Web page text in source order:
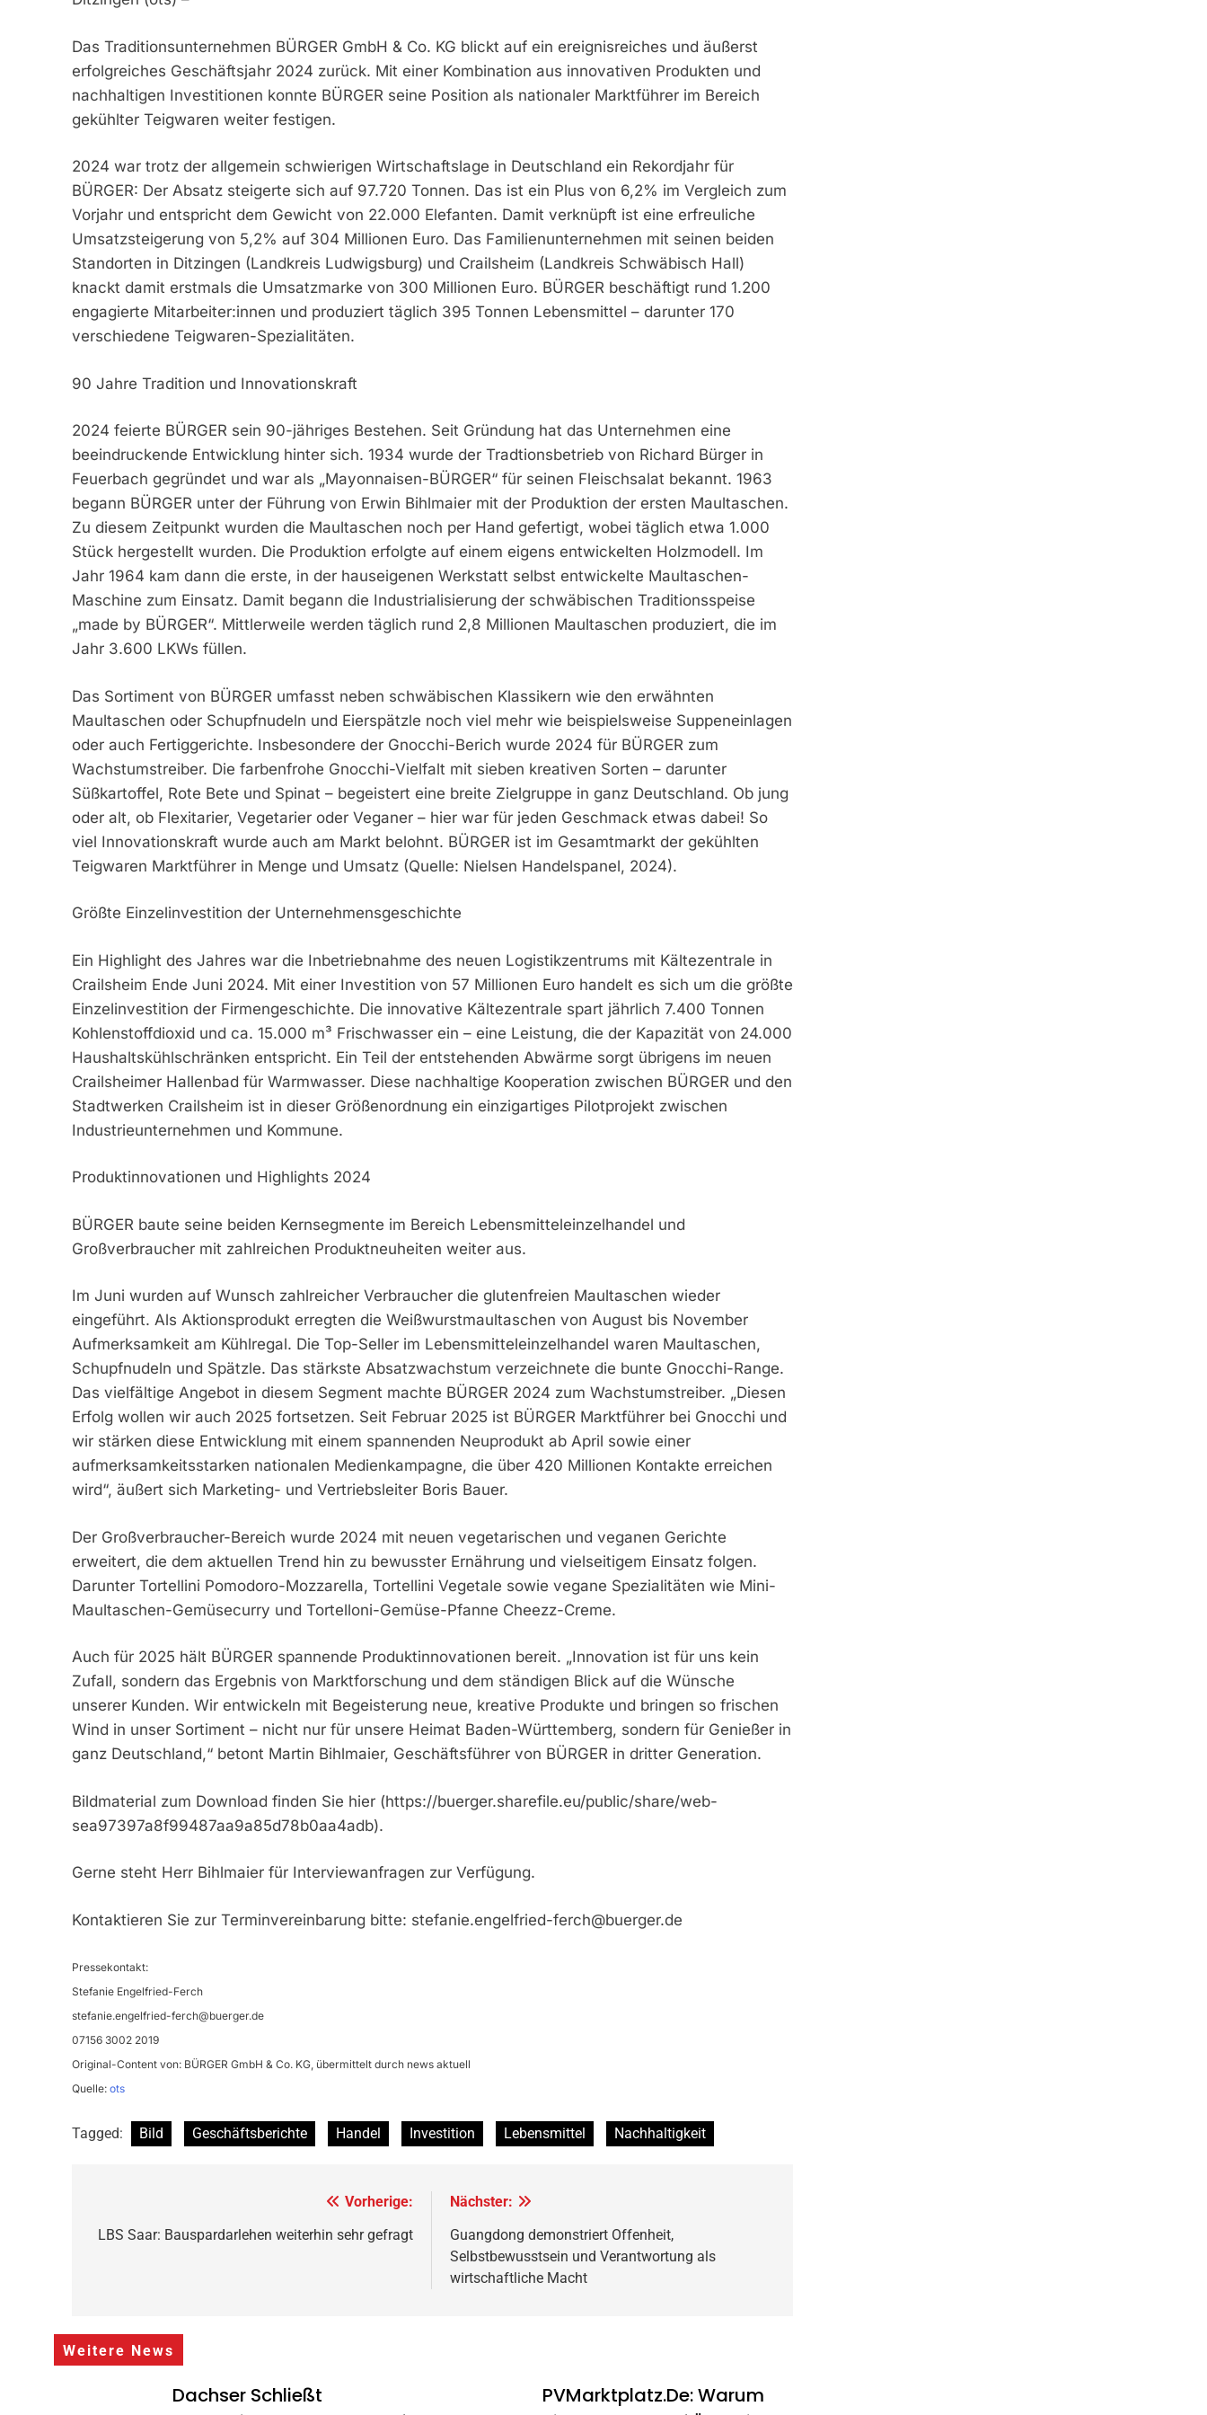
Das Traditionsunternehmen BÜRGER GmbH & Co. KG blickt auf ein ereignisreiches und äußerst
erfolgreiches Geschäftsjahr 2024 zurück. Mit einer Kombination aus innovativen Produkten und
nachhaltigen Investitionen konnte BÜRGER seine Position als nationaler Marktführer im Bereich
gekühlter Teigwaren weiter festigen.
2024 war trotz der allgemein schwierigen Wirtschaftslage in Deutschland ein Rekordjahr für
BÜRGER: Der Absatz steigerte sich auf 97.720 Tonnen. Das ist ein Plus von 6,2% im Vergleich zum
Vorjahr und entspricht dem Gewicht von 22.000 Elefanten. Damit verknüpft ist eine erfreuliche
Umsatzsteigerung von 5,2% auf 304 Millionen Euro. Das Familienunternehmen mit seinen beiden
Standorten in Ditzingen (Landkreis Ludwigsburg) und Crailsheim (Landkreis Schwäbisch Hall)
knackt damit erstmals die Umsatzmarke von 300 Millionen Euro. BÜRGER beschäftigt rund 1.200
engagierte Mitarbeiter:innen und produziert täglich 395 Tonnen Lebensmittel – darunter 170
verschiedene Teigwaren-Spezialitäten.
90 Jahre Tradition und Innovationskraft
2024 feierte BÜRGER sein 90-jähriges Bestehen. Seit Gründung hat das Unternehmen eine
beeindruckende Entwicklung hinter sich. 1934 wurde der Tradtionsbetrieb von Richard Bürger in
Feuerbach gegründet und war als „Mayonnaisen-BÜRGER“ für seinen Fleischsalat bekannt. 1963
begann BÜRGER unter der Führung von Erwin Bihlmaier mit der Produktion der ersten Maultaschen.
Zu diesem Zeitpunkt wurden die Maultaschen noch per Hand gefertigt, wobei täglich etwa 1.000
Stück hergestellt wurden. Die Produktion erfolgte auf einem eigens entwickelten Holzmodell. Im
Jahr 1964 kam dann die erste, in der hauseigenen Werkstatt selbst entwickelte Maultaschen-
Maschine zum Einsatz. Damit begann die Industrialisierung der schwäbischen Traditionsspeise
„made by BÜRGER“. Mittlerweile werden täglich rund 2,8 Millionen Maultaschen produziert, die im
Jahr 3.600 LKWs füllen.
Das Sortiment von BÜRGER umfasst neben schwäbischen Klassikern wie den erwähnten
Maultaschen oder Schupfnudeln und Eierspätzle noch viel mehr wie beispielsweise Suppeneinlagen
oder auch Fertiggerichte. Insbesondere der Gnocchi-Berich wurde 2024 für BÜRGER zum
Wachstumstreiber. Die farbenfrohe Gnocchi-Vielfalt mit sieben kreativen Sorten – darunter
Süßkartoffel, Rote Bete und Spinat – begeistert eine breite Zielgruppe in ganz Deutschland. Ob jung
oder alt, ob Flexitarier, Vegetarier oder Veganer – hier war für jeden Geschmack etwas dabei! So
viel Innovationskraft wurde auch am Markt belohnt. BÜRGER ist im Gesamtmarkt der gekühlten
Teigwaren Marktführer in Menge und Umsatz (Quelle: Nielsen Handelspanel, 2024).
Größte Einzelinvestition der Unternehmensgeschichte
Ein Highlight des Jahres war die Inbetriebnahme des neuen Logistikzentrums mit Kältezentrale in
Crailsheim Ende Juni 2024. Mit einer Investition von 57 Millionen Euro handelt es sich um die größte
Einzelinvestition der Firmengeschichte. Die innovative Kältezentrale spart jährlich 7.400 Tonnen
Kohlenstoffdioxid und ca. 15.000 m³ Frischwasser ein – eine Leistung, die der Kapazität von 24.000
Haushaltskühlschränken entspricht. Ein Teil der entstehenden Abwärme sorgt übrigens im neuen
Crailsheimer Hallenbad für Warmwasser. Diese nachhaltige Kooperation zwischen BÜRGER und den
Stadtwerken Crailsheim ist in dieser Größenordnung ein einzigartiges Pilotprojekt zwischen
Industrieunternehmen und Kommune.
Produktinnovationen und Highlights 2024
BÜRGER baute seine beiden Kernsegmente im Bereich Lebensmitteleinzelhandel und
Großverbraucher mit zahlreichen Produktneuheiten weiter aus.
Im Juni wurden auf Wunsch zahlreicher Verbraucher die glutenfreien Maultaschen wieder
eingeführt. Als Aktionsprodukt erregten die Weißwurstmaultaschen von August bis November
Aufmerksamkeit am Kühlregal. Die Top-Seller im Lebensmitteleinzelhandel waren Maultaschen,
Schupfnudeln und Spätzle. Das stärkste Absatzwachstum verzeichnete die bunte Gnocchi-Range.
Das vielfältige Angebot in diesem Segment machte BÜRGER 2024 zum Wachstumstreiber. „Diesen
Erfolg wollen wir auch 2025 fortsetzen. Seit Februar 2025 ist BÜRGER Marktführer bei Gnocchi und
wir stärken diese Entwicklung mit einem spannenden Neuprodukt ab April sowie einer
aufmerksamkeitsstarken nationalen Medienkampagne, die über 420 Millionen Kontakte erreichen
wird“, äußert sich Marketing- und Vertriebsleiter Boris Bauer.
Der Großverbraucher-Bereich wurde 2024 mit neuen vegetarischen und veganen Gerichte
erweitert, die dem aktuellen Trend hin zu bewusster Ernährung und vielseitigem Einsatz folgen.
Darunter Tortellini Pomodoro-Mozzarella, Tortellini Vegetale sowie vegane Spezialitäten wie Mini-
Maultaschen-Gemüsecurry und Tortelloni-Gemüse-Pfanne Cheezz-Creme.
Auch für 2025 hält BÜRGER spannende Produktinnovationen bereit. „Innovation ist für uns kein
Zufall, sondern das Ergebnis von Marktforschung und dem ständigen Blick auf die Wünsche
unserer Kunden. Wir entwickeln mit Begeisterung neue, kreative Produkte und bringen so frischen
Wind in unser Sortiment – nicht nur für unsere Heimat Baden-Württemberg, sondern für Genießer in
ganz Deutschland,“ betont Martin Bihlmaier, Geschäftsführer von BÜRGER in dritter Generation.
Bildmaterial zum Download finden Sie hier (https://buerger.sharefile.eu/public/share/web-
sea97397a8f99487aa9a85d78b0aa4adb).
Gerne steht Herr Bihlmaier für Interviewanfragen zur Verfügung.
Kontaktieren Sie zur Terminvereinbarung bitte: stefanie.engelfried-ferch@buerger.de
Pressekontakt:
Stefanie Engelfried-Ferch
stefanie.engelfried-ferch@buerger.de
07156 3002 2019
Original-Content von: BÜRGER GmbH & Co. KG, übermittelt durch news aktuell
Quelle: ots
Tagged: Bild Geschäftsberichte Handel Investition Lebensmittel Nachhaltigkeit
Vorherige:
LBS Saar: Bauspardarlehen weiterhin sehr gefragt
Nächster:
Guangdong demonstriert Offenheit,
Selbstbewusstsein und Verantwortung als
wirtschaftliche Macht
Weitere News
Dachser Schließt
PVMarktplatz.de: Warum